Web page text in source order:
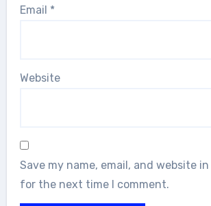
Email *
Website
Save my name, email, and website
for the next time I comment.